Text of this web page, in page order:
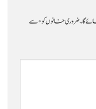
گا۔ضروری خانوں کو*سے